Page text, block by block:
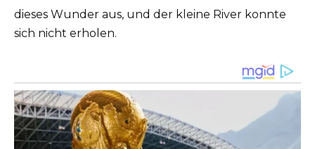
dieses Wunder aus, und der kleine River konnte
sich nicht erholen.